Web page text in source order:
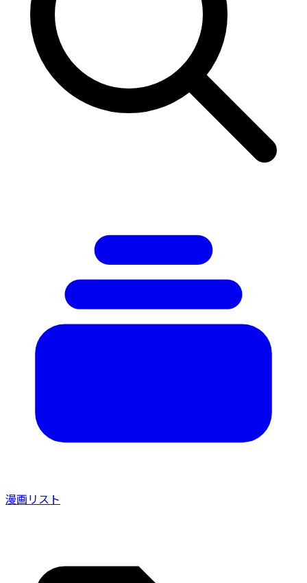
漫画リスト